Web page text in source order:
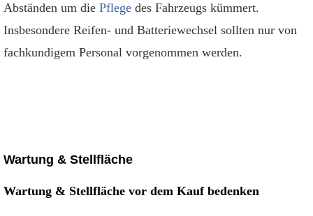
Abständen um die Pflege des Fahrzeugs kümmert.
Insbesondere Reifen- und Batteriewechsel sollten nur von
fachkundigem Personal vorgenommen werden.
Wartung & Stellfläche
Wartung & Stellfläche vor dem Kauf bedenken